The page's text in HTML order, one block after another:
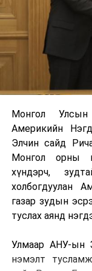
Монгол
Америкийн
Элчин сайд
Монгол орны
хүндэрч,
холбогдуулан
газар зудын
туслах аянд
Улмаар АНУ-ын
нэмэлт